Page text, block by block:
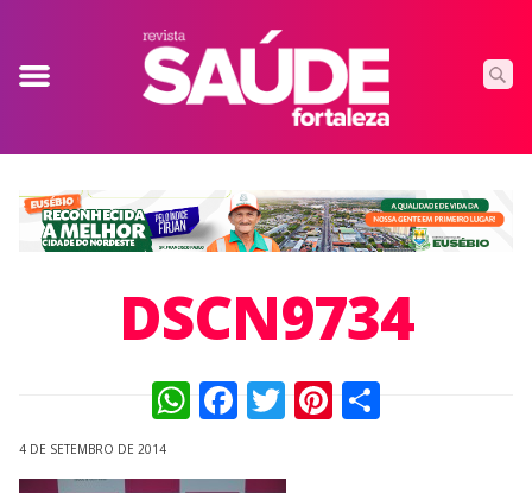
DSCN9734
WhatsApp
Facebook
TwitterPinterest
4 DE SETEMBRO DE 2014